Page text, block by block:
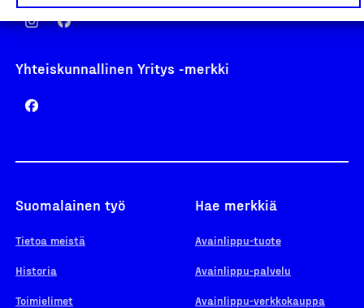
Yhteiskunnallinen Yritys -merkki
Suomalainen työ
Tietoa meistä
Historia
Toimielimet
Hae merkkiä
Avainlippu-tuote
Avainlippu-palvelu
Avainlippu-verkkokauppa